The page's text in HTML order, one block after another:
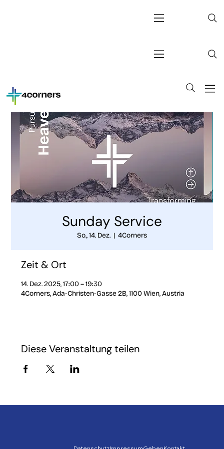
Sunday Service
So., 14. Dez.
  |
4Corners
Zeit & Ort
14. Dez. 2025, 17:00 – 19:30
4Corners, Ada-Christen-Gasse 2B, 1100 Wien, Austria
Diese Veranstaltung teilen